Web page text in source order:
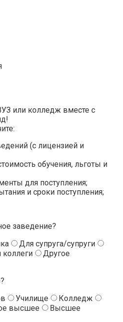
или колледж вместе с
(с лицензией и
обучения, льготы и
для поступления;
и сроки поступления;
заведение?
Для супруга/супруги
коллеги Другое
Училище
Колледж
высшее Высшее